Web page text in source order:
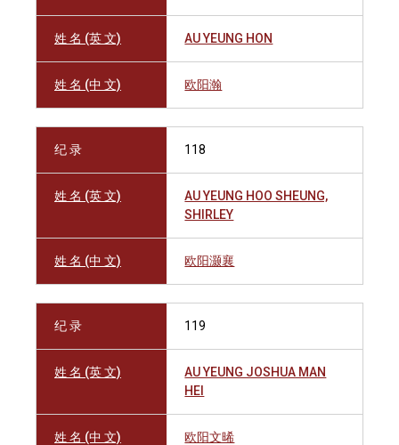
姓 名 (英 文) AU YEUNG HON
姓 名 (中 文) 欧阳瀚
纪 录 118
姓 名 (英 文)
AU YEUNG HOO SHEUNG,
SHIRLEY
姓 名 (中 文) 欧阳灏襄
纪 录 119
姓 名 (英 文)
AU YEUNG JOSHUA MAN
HEI
姓 名 (中 文) 欧阳文晞